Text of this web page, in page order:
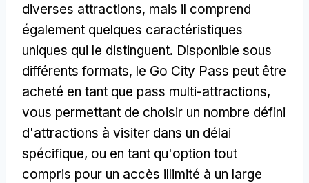
diverses attractions, mais il comprend
également quelques caractéristiques
uniques qui le distinguent. Disponible sous
différents formats, le Go City Pass peut être
acheté en tant que pass multi-attractions,
vous permettant de choisir un nombre défini
d'attractions à visiter dans un délai
spécifique, ou en tant qu'option tout
compris pour un accès illimité à un large